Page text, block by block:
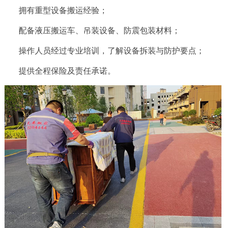
动
态
联
我
们
拥有重型设备搬运经验；
配备液压搬运车、吊装设备、防震包装材料；
操作人员经过专业培训，了解设备拆装与防护要点；
提供全程保险及责任承诺。